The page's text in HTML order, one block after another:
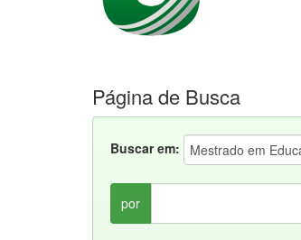
Página de Busca
Buscar em:
por